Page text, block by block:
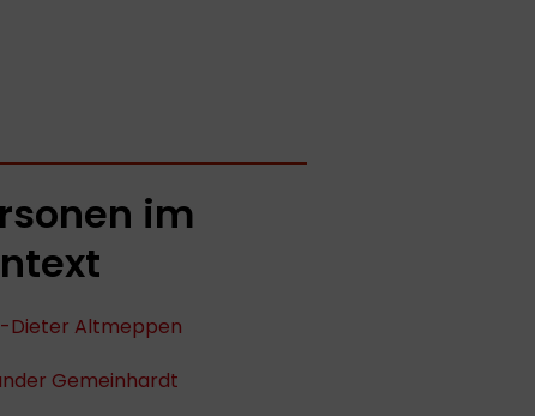
im
Dieter Altmeppen
Gemeinhardt